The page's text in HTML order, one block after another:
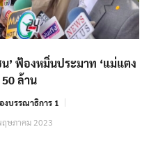
น’ ฟ้องหมิ่นประมาท ‘แม่แตง
50 ล้าน
งบรรณาธิการ 1
ษภาคม 2023